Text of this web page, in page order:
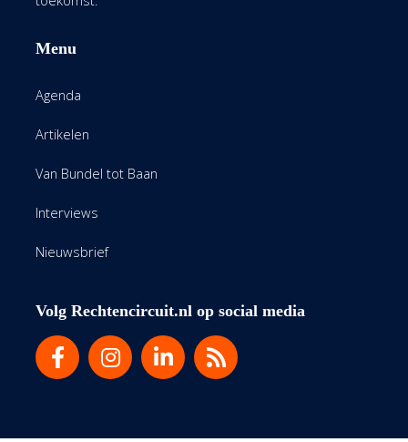
Menu
Agenda
Artikelen
Van Bundel tot Baan
Interviews
Nieuwsbrief
Volg Rechtencircuit.nl op social media